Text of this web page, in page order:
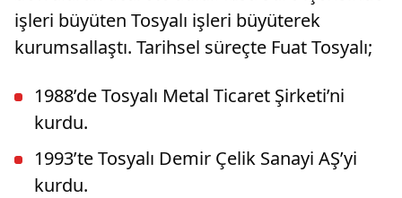
işleri büyüten Tosyalı işleri büyüterek
kurumsallaştı. Tarihsel süreçte Fuat Tosyalı;
1988’de Tosyalı Metal Ticaret Şirketi’ni
kurdu.
1993’te Tosyalı Demir Çelik Sanayi AŞ’yi
kurdu.